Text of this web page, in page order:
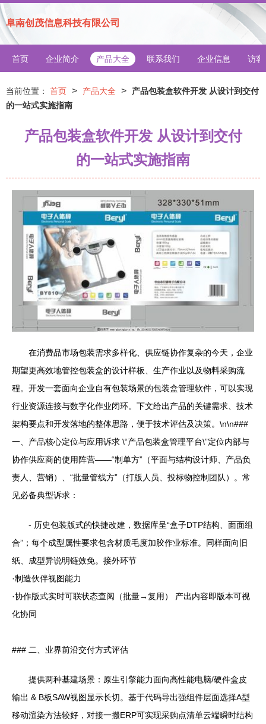
阜南创茂信息科技有限公司
首页 企业简介 产品大全 联系我们 企业信息 访客
当前位置： 首页 > 产品大全 >
产品包装盒软件开发 从设计到交付
的一站式实施指南
产品包装盒软件开发 从设计到交付
的一站式实施指南
在消费品市场包装需求多样化、供应链协作复杂的今天，企业
期望更高效地管控包装盒的设计样板、生产作业以及物料采购流
程。开发一套面向企业自有包装场景的包装盒管理软件，可以实现
行业资源连接与数字化作业闭环。下文给出产品的关键需求、技术
架构要点和开发落地的整体思路，便于技术评估及决策。\n\n###
一、产品核心定位与应用诉求 \“产品包装盒管理平台\”定位内部与
协作供应商的使用阵营——“制单方”（平面与结构设计师、产品负
责人、营销）、“批量管线方”（打版人员、投标物控制团队）。常
见必备典型诉求：
- 历史包装版式的快捷改建，数据库呈“盒子DTP结构、面面组
合”；每个成型属性要求包含材质毛度加胶作业标准。同样面向旧
纸、成型异说明链效免。接外环节
·制造伙伴视图能力
·协作版式实时可联状态查阅（批量→复用） 产出内容即版本可视
化协同
### 二、业界前沿交付方式评估
提供两种基建场景：原生引擎能力面向高性能电脑/硬件盒皮
输出 & B板SAW视图显示长切。基于代码导出强组件层面选择A型
移动渲染方法较好，对接一搬ERP可实现采购点清单云端瞬时结构